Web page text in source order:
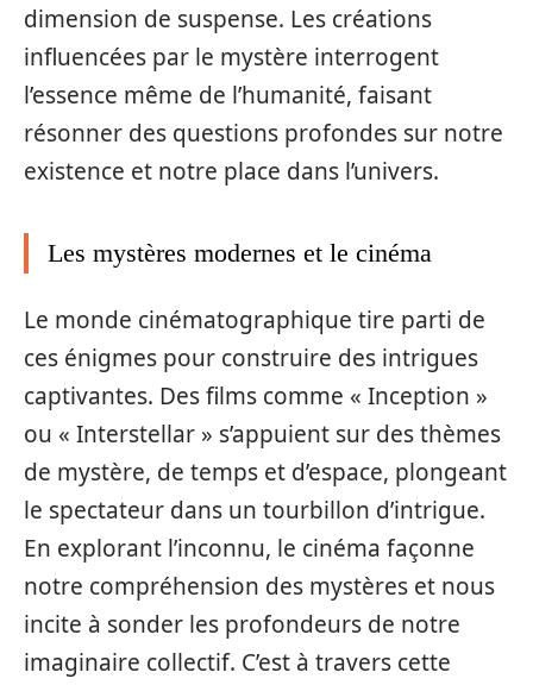
dimension de suspense. Les créations
influencées par le mystère interrogent
l’essence même de l’humanité, faisant
résonner des questions profondes sur notre
existence et notre place dans l’univers.
Les mystères modernes et le cinéma
Le monde cinématographique tire parti de
ces énigmes pour construire des intrigues
captivantes. Des films comme « Inception »
ou « Interstellar » s’appuient sur des thèmes
de mystère, de temps et d’espace, plongeant
le spectateur dans un tourbillon d’intrigue.
En explorant l’inconnu, le cinéma façonne
notre compréhension des mystères et nous
incite à sonder les profondeurs de notre
imaginaire collectif. C’est à travers cette